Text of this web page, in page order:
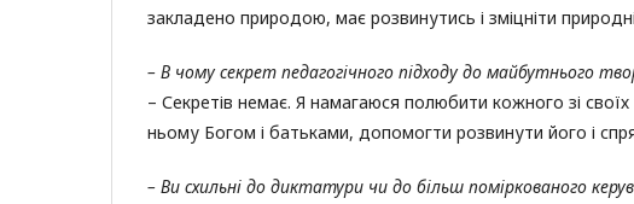
закладено природою, має розвинутись і зміцніти
– В чому секрет педагогічного підходу до майбутнього
– Секретів немає. Я намагаюся полюбити кожного зі
ньому Богом і батьками, допомогти розвинути його і
– Ви схильні до диктатури чи до більш поміркованого